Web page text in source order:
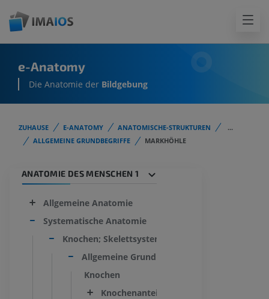
e-Anatomy
Die Anatomie der Bildgebung
ZUHAUSE E-ANATOMY ANATOMISCHE-STRUKTUREN
...
ALLGEMEINE GRUNDBEGRIFFE
MARKHÖHLE
ANATOMIE DES MENSCHEN 1
Allgemeine Anatomie
Systematische Anatomie
Knochen; Skelettsystem
Allgemeine Grundbegriffe
Knochen
Knochenanteil